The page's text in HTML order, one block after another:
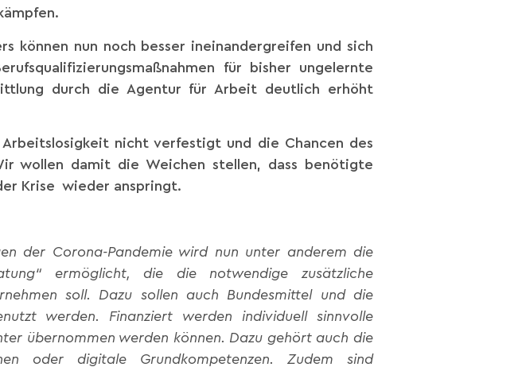
können nun noch besser ineinandergreifen und sich
für bisher ungelernte
durch die Agentur für Arbeit deutlich erhöht
nicht verfestigt und die Chancen des
wollen damit die Weichen stellen, dass benötigte
Krise wieder anspringt.
der Corona-Pandemie wird nun unter anderem die
ermöglicht, die die notwendige zusätzliche
soll. Dazu sollen auch Bundesmittel und die
werden. Finanziert werden individuell sinnvolle
übernommen werden können. Dazu gehört auch die
oder digitale Grundkompetenzen. Zudem sind